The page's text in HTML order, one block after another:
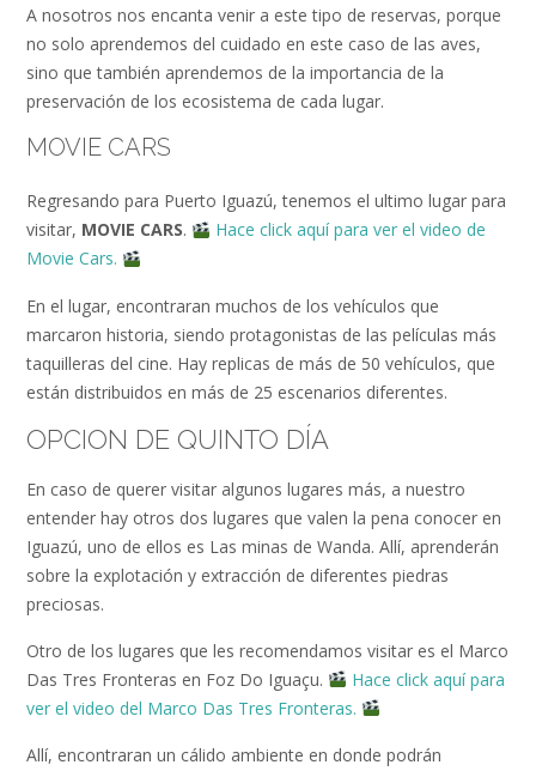
A nosotros nos encanta venir a este tipo de reservas, porque
no solo aprendemos del cuidado en este caso de las aves,
sino que también aprendemos de la importancia de la
preservación de los ecosistema de cada lugar.
MOVIE CARS
Regresando para Puerto Iguazú, tenemos el ultimo lugar para
visitar, MOVIE CARS.
Hace click aquí para ver el video de
Movie Cars.
En el lugar, encontraran muchos de los vehículos que
marcaron historia, siendo protagonistas de las películas más
taquilleras del cine. Hay replicas de más de 50 vehículos, que
están distribuidos en más de 25 escenarios diferentes.
OPCION DE QUINTO DÍA
En caso de querer visitar algunos lugares más, a nuestro
entender hay otros dos lugares que valen la pena conocer en
Iguazú, uno de ellos es Las minas de Wanda. Allí, aprenderán
sobre la explotación y extracción de diferentes piedras
preciosas.
Otro de los lugares que les recomendamos visitar es el Marco
Das Tres Fronteras en Foz Do Iguaçu.
Hace click aquí para
ver el video del Marco Das Tres Fronteras.
Allí, encontraran un cálido ambiente en donde podrán